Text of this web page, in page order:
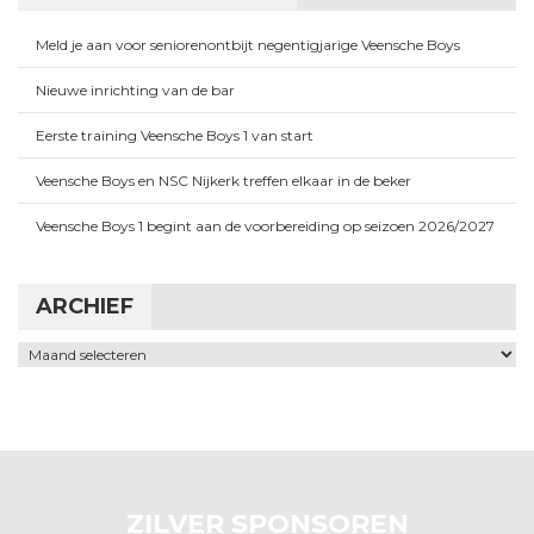
Meld je aan voor seniorenontbijt negentigjarige Veensche Boys
Nieuwe inrichting van de bar
Eerste training Veensche Boys 1 van start
Veensche Boys en NSC Nijkerk treffen elkaar in de beker
Veensche Boys 1 begint aan de voorbereiding op seizoen 2026/2027
ARCHIEF
Archief
ZILVER SPONSOREN